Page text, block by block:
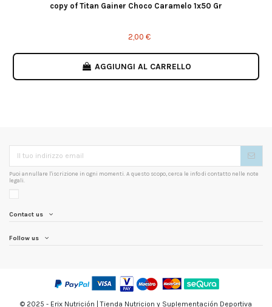
copy of Titan Gainer Choco Caramelo 1x50 Gr
2,00 €
AGGIUNGI AL CARRELLO
Puoi annullare l'iscrizione in ogni momenti. A questo scopo, cerca le info di contatto nelle note
legali.
Contact us
Follow us
© 2025 - Erix Nutrición | Tienda Nutricion y Suplementación Deportiva